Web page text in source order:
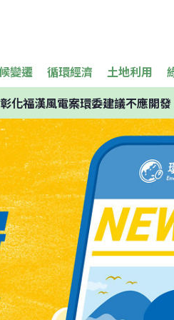
變遷 循環經濟 土地利用
化福漢風電案環委建議不應開發